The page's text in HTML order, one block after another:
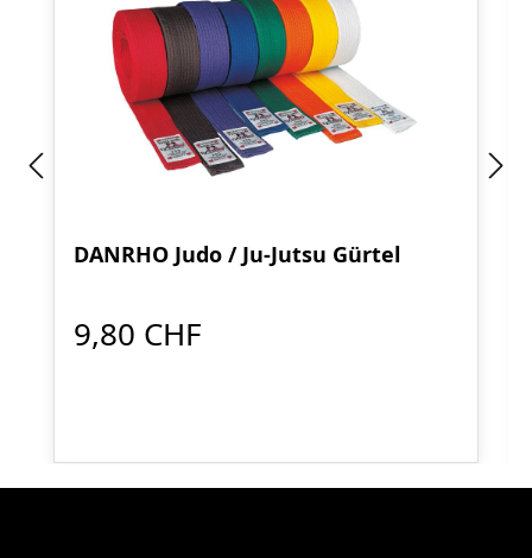
DANRHO Judo / Ju-Jutsu Gürtel
9,80 CHF